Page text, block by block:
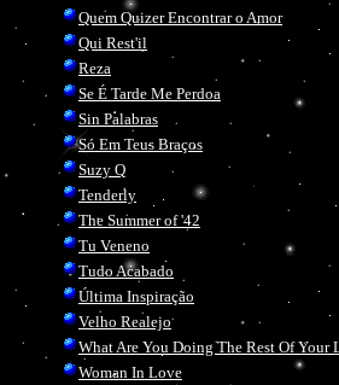
Quem Quizer Encontrar o Amor
Qui Rest'il
Reza
Se É Tarde Me Perdoa
Sin Palabras
Só Em Teus Braços
Suzy Q
Tenderly
The Summer of '42
Tu Veneno
Tudo Acabado
Última Inspiração
Velho Realejo
What Are You Doing The Rest Of Your
Woman In Love